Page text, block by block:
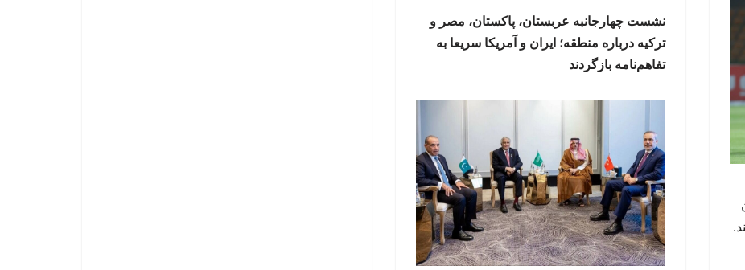
نشست چهارجانبه عربستان، پاکستان، مصر و
ترکیه درباره منطقه؛ ایران و آمریکا سریعا به
تفاهم‌نامه بازگردند